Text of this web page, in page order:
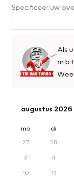
Specificeer uw
Als
augustus 2026
ma di
27
28
3
4
10
11